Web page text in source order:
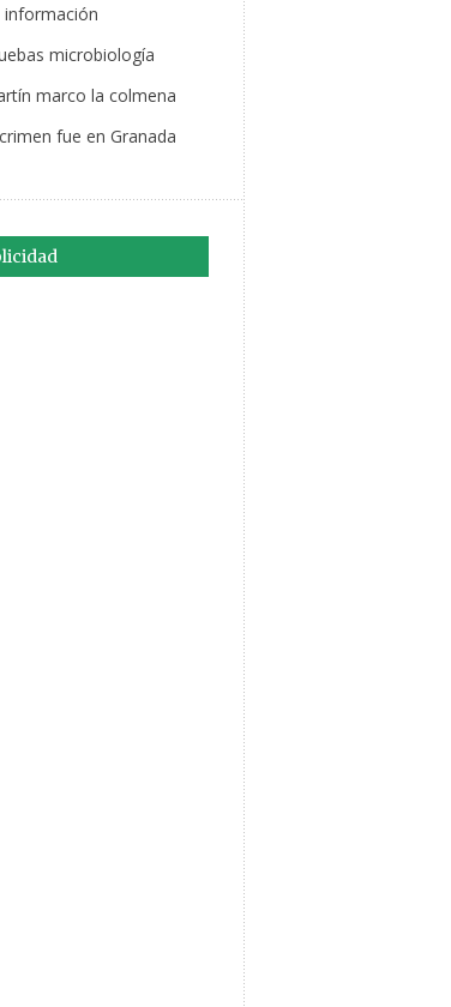
información
microbiología
marco la colmena
fue en Granada